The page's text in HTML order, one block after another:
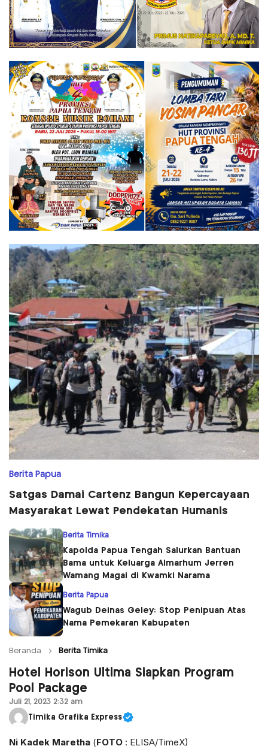
Berita Papua
Satgas Damai Cartenz Bangun Kepercayaan
Masyarakat Lewat Pendekatan Humanis
Berita Timika
Kapolda Papua Tengah Salurkan Bantuan
Bama untuk Keluarga Almarhum Jerren
Wamang Magai di Kwamki Narama
Berita Papua
Wagub Deinas Geley: Stop Penipuan Atas
Nama Pemekaran Kabupaten
Beranda Berita Timika
Hotel Horison Ultima Siapkan Program
Pool Package
Juli 21, 2023 2:32 am
Timika Grafika Express
Ni Kadek Maretha (FOTO : ELISA/TimeX)